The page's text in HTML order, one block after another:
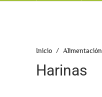
Inicio Alimentación
Harinas